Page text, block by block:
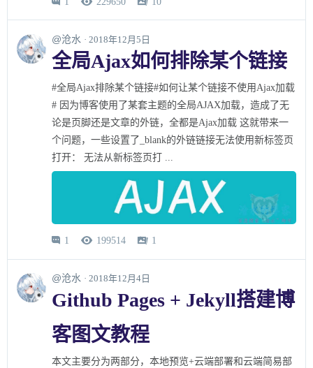
@沧水 · 2018年12月5日
全局Ajax如何排除某个链接
#全局Ajax排除某个链接#如何让某个链接不使用Ajax加载
# 因为博客使用了某套主题的全局AJAX加载，造成了无
论是页脚还是文章的外链，全都是Ajax加载 这就带来一
个问题，一些设置了_blank的外链链接无法使用新标签页
打开： 无法从新标签页打 ...
 1  199514  1
@沧水 · 2018年12月4日
Github Pages + Jekyll搭建博
客图文教程
本文主要分为两部分，本地预览+云端部署和云端简易部